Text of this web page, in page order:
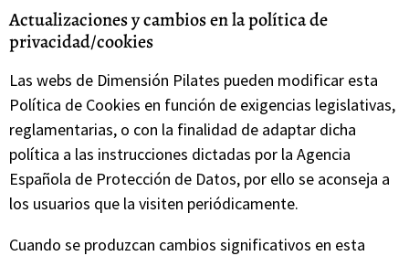
Actualizaciones y cambios en la política de
privacidad/cookies
Las webs de Dimensión Pilates pueden modificar esta
Política de Cookies en función de exigencias legislativas,
reglamentarias, o con la finalidad de adaptar dicha
política a las instrucciones dictadas por la Agencia
Española de Protección de Datos, por ello se aconseja a
los usuarios que la visiten periódicamente.
Cuando se produzcan cambios significativos en esta